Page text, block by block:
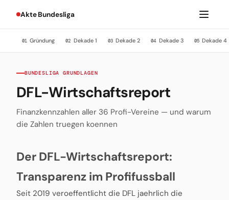
Akte Bundesliga
01 Gründung 02 Dekade 1 03 Dekade 2 04 Dekade 3 05 Dekade 4
BUNDESLIGA GRUNDLAGEN
DFL-Wirtschaftsreport
Finanzkennzahlen aller 36 Profi-Vereine — und warum
die Zahlen truegen koennen
Der DFL-Wirtschaftsreport:
Transparenz im Profifussball
Seit 2019 veroeffentlicht die DFL jaehrlich die